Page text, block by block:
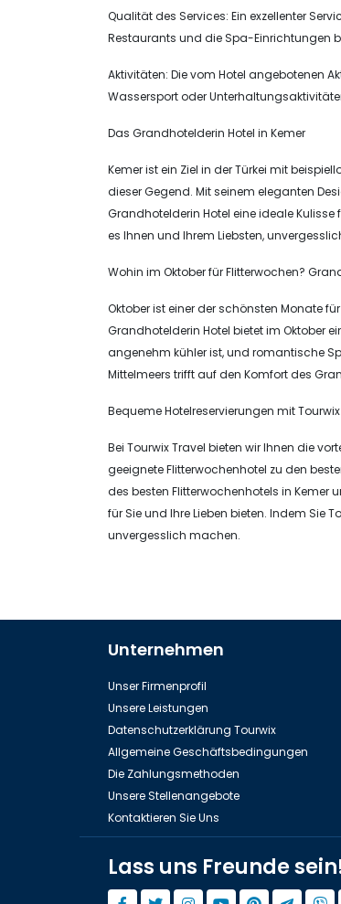
Qualität des Services: Ein exzellenter
Restaurants und die Spa-Einrichtungen
Aktivitäten: Die vom Hotel angebotenen
Wassersport oder
Das Grandhotelderin Hotel in Kemer
Kemer ist ein Ziel in der Türkei mit
dieser Gegend. Mit seinem eleganten
Grandhotelderin Hotel eine ideale
es Ihnen und Ihrem Liebsten,
Wohin im Oktober für Flitterwochen?
Oktober ist einer der schönsten Monate
Grandhotelderin Hotel bietet im Oktober
angenehm kühler ist, und romantische
Mittelmeers trifft auf den Komfort des
Bequeme Hotelreservierungen mit
Bei Tourwix Travel bieten wir Ihnen die
geeignete Flitterwochenhotel zu den
des besten Flitterwochenhotels in Kemer
für Sie und Ihre Lieben bieten. Indem Sie
unvergesslich machen.
Unternehmen
Unser Firmenprofil
Unsere Leistungen
Datenschutzerklärung Tourwix
Allgemeine Geschäftsbedingungen
Die Zahlungsmethoden
Unsere Stellenangebote
Kontaktieren Sie Uns
Lass uns Freunde